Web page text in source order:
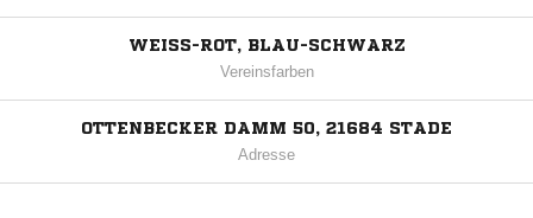
WEISS-ROT, BLAU-SCHWARZ
Vereinsfarben
OTTENBECKER DAMM 50, 21684 STADE
Adresse